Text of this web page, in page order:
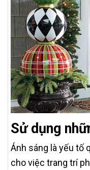
Sử dụng
Ánh sáng là yếu tố
cho việc trang trí